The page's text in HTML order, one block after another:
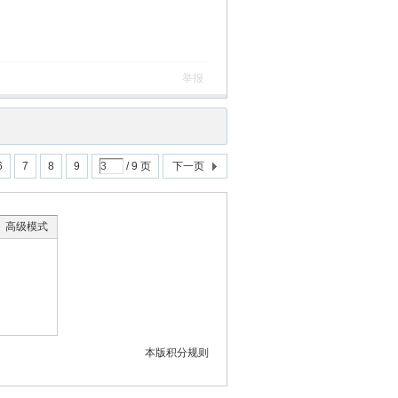
举报
7 8 9 / 9 页 下一页
高级模式
本版积分规则